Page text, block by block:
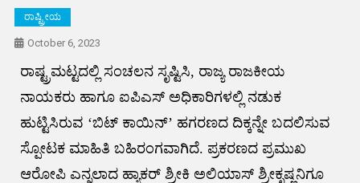
ರಾಷ್ಟ್ರೀಯ
October 6, 2023
ರಾಷ್ಟ್ರಮಟ್ಟದಲ್ಲಿ ಸಂಚಲನ ಸೃಷ್ಟಿಸಿ, ರಾಜ್ಯ ರಾಜಕೀಯ
ನಾಯಕರು ಹಾಗೂ ಐಪಿಎಸ್ ಅಧಿಕಾರಿಗಳಲ್ಲಿ ನಡುಕ
ಹುಟ್ಟಿಸಿರುವ ‘ಬಿಟ್ ಕಾಯಿನ್’ ಹಗರಣದ ದಿಕ್ಕನ್ನೇ ಬದಲಿಸುವ
ಸ್ಪೋಟಕ ಮಾಹಿತಿ ಬಹಿರಂಗವಾಗಿದೆ. ಪ್ರಕರಣದ ಪ್ರಮುಖ
ಆರೋಪಿ ಎನ್ನಲಾದ ಹ್ಯಾಕರ್ ಶ್ರೀಕಿ ಅಲಿಯಾಸ್ ಶ್ರೀಕೃಷ್ಣನಿಗೂ